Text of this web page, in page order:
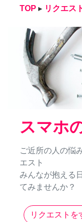
TOP ▸ リクエス
スマホ
ご近所の人の悩
エスト
みんなが抱える
てみませんか？
リクエストを